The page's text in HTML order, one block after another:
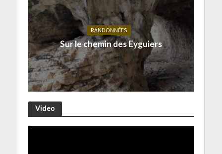
RANDONNÉES
Sur le chemin des Eyguiers
Video